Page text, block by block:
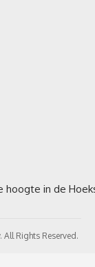
Rights Reserved.